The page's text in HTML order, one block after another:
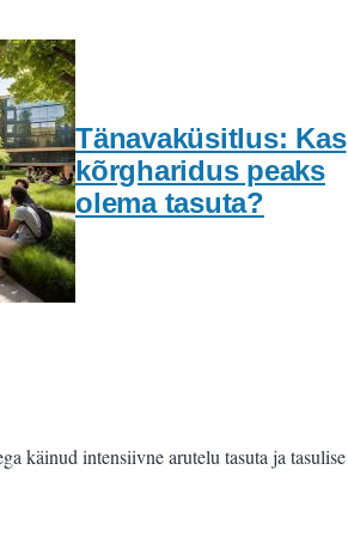
Tänavaküsitlus: Kas
kõrgharidus peaks
olema tasuta?
käinud intensiivne arutelu tasuta ja tasulise